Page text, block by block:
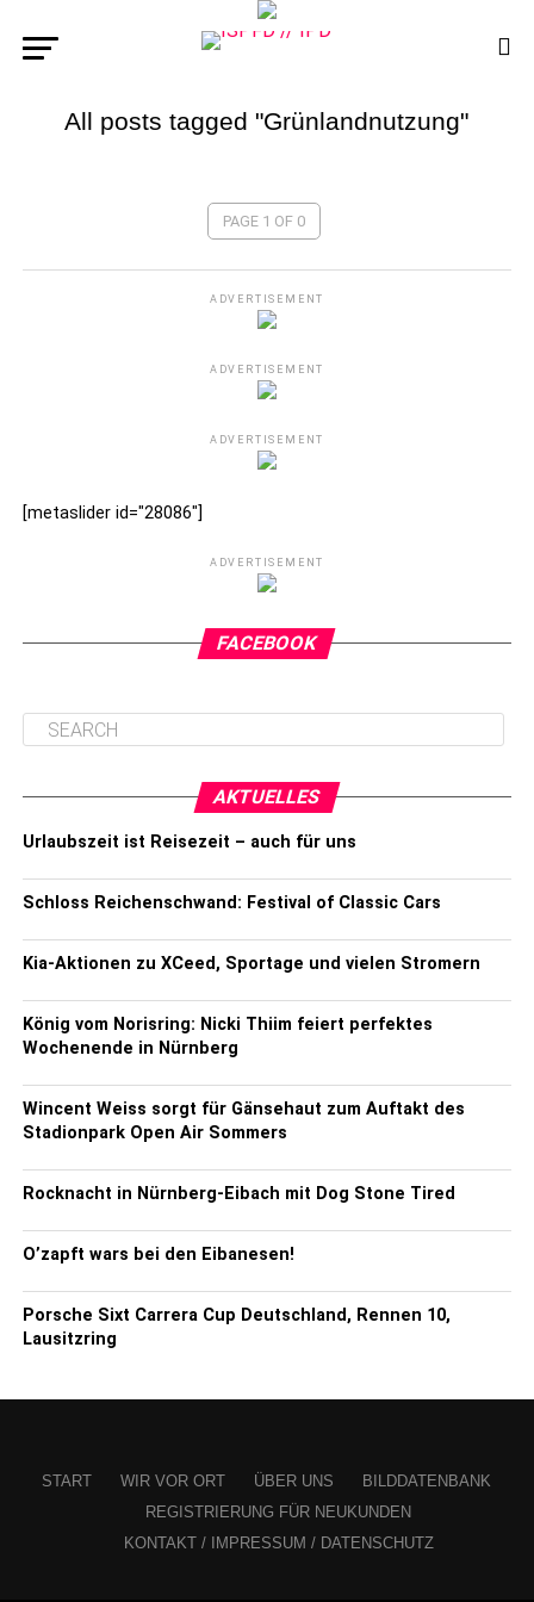
All posts tagged "Grünlandnutzung"
PAGE 1 OF 0
ADVERTISEMENT
ADVERTISEMENT
ADVERTISEMENT
[metaslider id="28086"]
ADVERTISEMENT
FACEBOOK
AKTUELLES
Urlaubszeit ist Reisezeit – auch für uns
Schloss Reichenschwand: Festival of Classic Cars
Kia-Aktionen zu XCeed, Sportage und vielen Stromern
König vom Norisring: Nicki Thiim feiert perfektes
Wochenende in Nürnberg
Wincent Weiss sorgt für Gänsehaut zum Auftakt des
Stadionpark Open Air Sommers
Rocknacht in Nürnberg-Eibach mit Dog Stone Tired
O’zapft wars bei den Eibanesen!
Porsche Sixt Carrera Cup Deutschland, Rennen 10,
Lausitzring
START WIR VOR ORT ÜBER UNS
BILDDATENBANK
REGISTRIERUNG FÜR NEUKUNDEN
KONTAKT / IMPRESSUM / DATENSCHUTZ